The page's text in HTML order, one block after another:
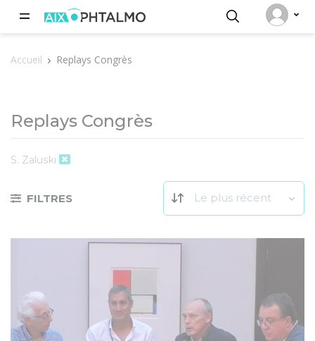
Accueil Replays Congrès
Replays Congrès
S. Zaluski
FILTRES Le plus récent
Panneau de gestion des cookies